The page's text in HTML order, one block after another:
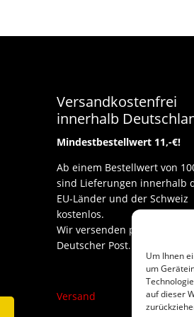
Um Ihnen
um
auf dieser
Versandkostenfrei
innerhalb
Mindestbestellwert 11,-€!
Ab einem Bestellwert von
sind Lieferungen innerhalb
EU-Länder und der Schweiz
kostenlos.
Wir versenden per DHL und
Deutscher Post.
Versand